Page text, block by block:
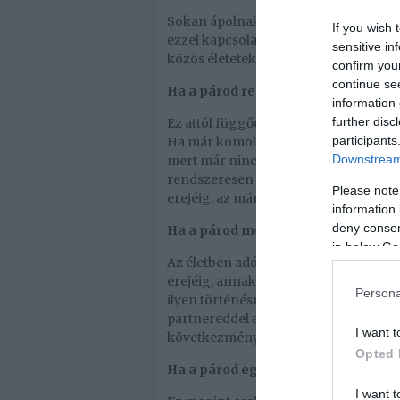
If you wish
sensitive
confirm
continue
information
further
Please
information
deny
in below
I want
Opted
I want
Sokan ápolnak baráti viszonyt a volt
ezzel kapcsolatban, és tényleg nem
közös életetekre, akkor ideje
Ha a párod regisztrált egy
Ez attól függően probléma, hogy
Ha már komoly a dolog köztetek,
mert már nincs oka nézelődni.
rendszeresen ismerkedik másokkal,
erejéig, az már megcsalásnak számít.
Ha a párod megcsókol valakit
Az életben adódhat úgy egy
erejéig, annak ellenére, hogy
ilyen történésnek nem lesz
partnereddel esik meg, akkor csak a
következményei lesznek.
Ha a párod egy ágyban alszik valaki